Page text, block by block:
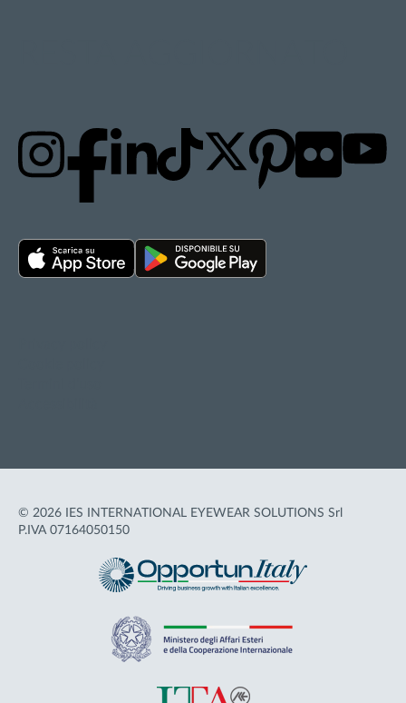
© 2026 IES INTERNATIONAL EYEWEAR SOLUTIONS Srl
P.IVA 07164050150